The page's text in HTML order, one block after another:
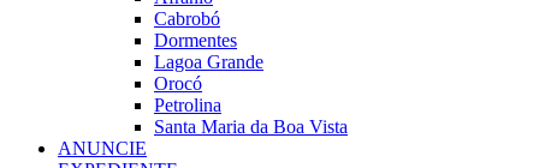
Cabrobó
Dormentes
Lagoa Grande
Orocó
Petrolina
Santa Maria da Boa Vista
ANUNCIE